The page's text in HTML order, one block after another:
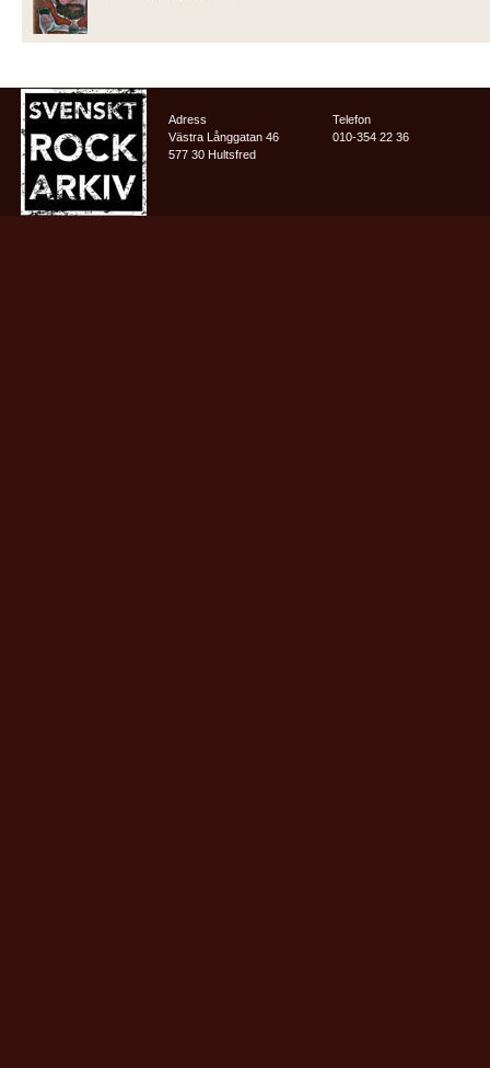
Adress
Västra Långgatan 46
577 30 Hultsfred
Telefon
010-354 22 36